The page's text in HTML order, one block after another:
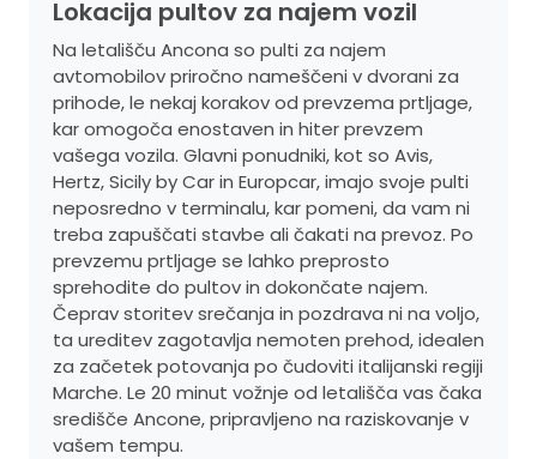
Lokacija pultov za najem vozil
Na letališču Ancona so pulti za najem
avtomobilov priročno nameščeni v dvorani za
prihode, le nekaj korakov od prevzema prtljage,
kar omogoča enostaven in hiter prevzem
vašega vozila. Glavni ponudniki, kot so Avis,
Hertz, Sicily by Car in Europcar, imajo svoje pulti
neposredno v terminalu, kar pomeni, da vam ni
treba zapuščati stavbe ali čakati na prevoz. Po
prevzemu prtljage se lahko preprosto
sprehodite do pultov in dokončate najem.
Čeprav storitev srečanja in pozdrava ni na voljo,
ta ureditev zagotavlja nemoten prehod, idealen
za začetek potovanja po čudoviti italijanski regiji
Marche. Le 20 minut vožnje od letališča vas čaka
središče Ancone, pripravljeno na raziskovanje v
vašem tempu.